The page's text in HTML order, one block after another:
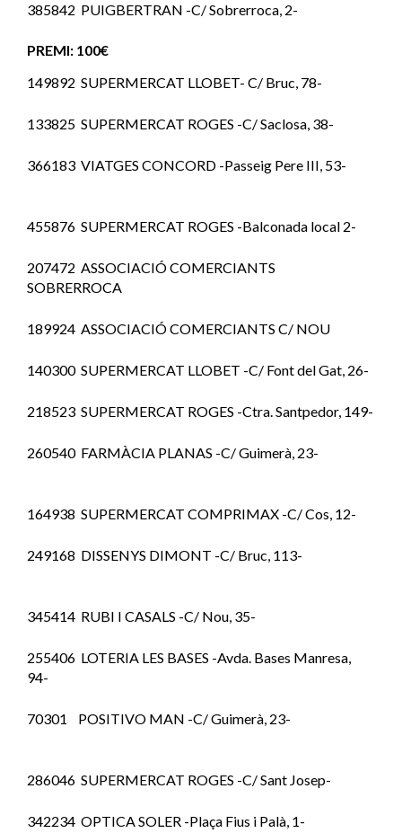
385842 PUIGBERTRAN -C/ Sobrerroca, 2-
PREMI: 100€
149892 SUPERMERCAT LLOBET- C/ Bruc, 78-
133825 SUPERMERCAT ROGES -C/ Saclosa, 38-
366183 VIATGES CONCORD -Passeig Pere III, 53-
455876 SUPERMERCAT ROGES -Balconada local 2-
207472 ASSOCIACIÓ COMERCIANTS
SOBRERROCA
189924 ASSOCIACIÓ COMERCIANTS C/ NOU
140300 SUPERMERCAT LLOBET -C/ Font del Gat, 26-
218523 SUPERMERCAT ROGES -Ctra. Santpedor, 149-
260540 FARMÀCIA PLANAS -C/ Guimerà, 23-
164938 SUPERMERCAT COMPRIMAX -C/ Cos, 12-
249168 DISSENYS DIMONT -C/ Bruc, 113-
345414 RUBI I CASALS -C/ Nou, 35-
255406 LOTERIA LES BASES -Avda. Bases Manresa,
94-
70301 POSITIVO MAN -C/ Guimerà, 23-
286046 SUPERMERCAT ROGES -C/ Sant Josep-
342234 OPTICA SOLER -Plaça Fius i Palà, 1-